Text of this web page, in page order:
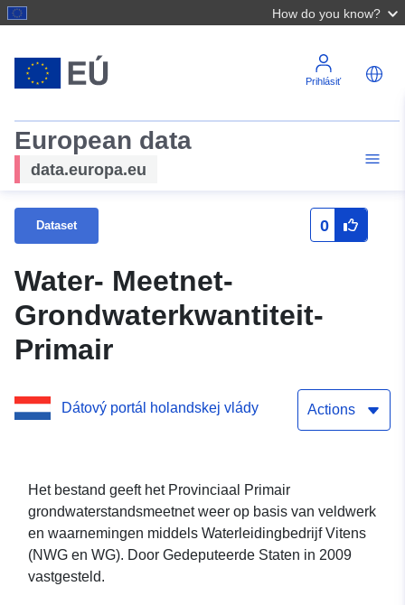
How do you know?
Prihlásiť
European data
data.europa.eu
Dataset 0
Water- Meetnet-
Grondwaterkwantiteit-
Primair
Dátový portál holandskej vlády Actions
Het bestand geeft het Provinciaal Primair
grondwaterstandsmeetnet weer op basis van veldwerk
en waarnemingen middels Waterleidingbedrijf Vitens
(NWG en WG). Door Gedeputeerde Staten in 2009
vastgesteld.